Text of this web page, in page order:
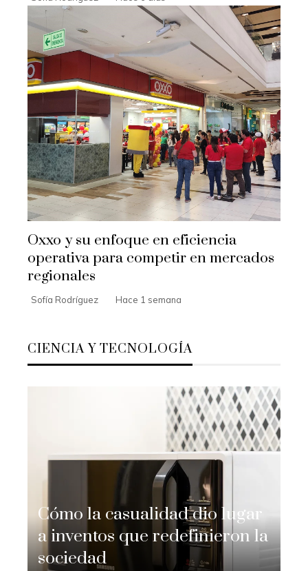
Oxxo y su enfoque en eficiencia
operativa para competir en mercados
regionales
Sofía Rodríguez Hace 1 semana
CIENCIA Y TECNOLOGÍA
Cómo la casualidad dio lugar
a inventos que redefinieron la
sociedad